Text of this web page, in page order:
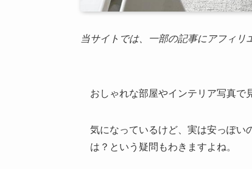
当サイトでは、一部の記事にアフィ
おしゃれな部屋やインテリア写真で
気になっているけど、実は安っぽい
は？という疑問もわきますよね。